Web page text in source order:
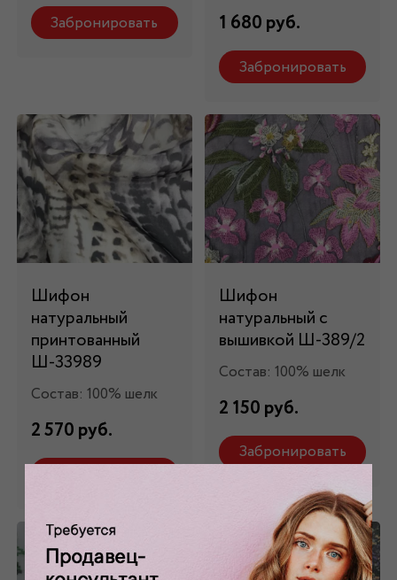
Забронировать 1 680 руб.
Забронировать
Шифон
натуральный
принтованный
Ш-33989
Состав: 100% шелк
2 570 руб.
Шифон
натуральный с
вышивкой Ш-389/2
Состав: 100% шелк
2 150 руб.
Забронировать